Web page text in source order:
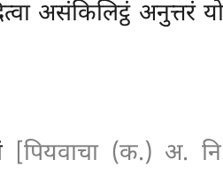
असंकिलिट्ठं अनुत्तरं
[पियवाचा (क.) अ.